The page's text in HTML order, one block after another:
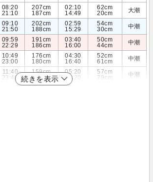
08:20
21:10
207cm
187cm
02:10
14:49
62cm
20cm
大潮
09:10
21:50
202cm
188cm
02:59
15:29
54cm
30cm
中潮
09:59
22:29
191cm
186cm
03:40
16:00
50cm
44cm
中潮
10:49
23:00
176cm
180cm
04:30
16:40
52cm
61cm
中潮
11:40
23:40
159cm
172cm
05:20
17:20
57cm
79cm
中潮
続きを表示